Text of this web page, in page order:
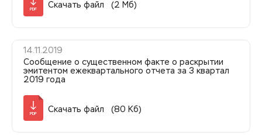
PDF
Скачать файл (2 Мб)
14.11.2019
Сообщение о существенном факте о раскрытии
эмитентом ежеквартального отчета за 3 квартал
2019 года
PDF
Скачать файл (80 Кб)